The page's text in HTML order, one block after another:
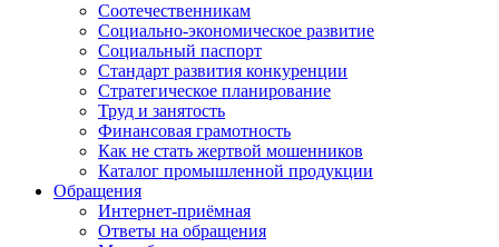
Соотечественникам
Социально-экономическое развитие
Социальный паспорт
Стандарт развития конкуренции
Стратегическое планирование
Труд и занятость
Финансовая грамотность
Как не стать жертвой мошенников
Каталог промышленной продукции
Обращения
Интернет-приёмная
Ответы на обращения